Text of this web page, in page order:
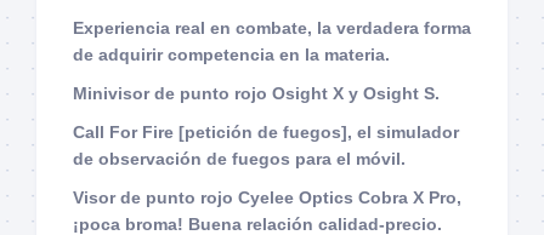
Experiencia real en combate, la verdadera forma
de adquirir competencia en la materia.
Minivisor de punto rojo Osight X y Osight S.
Call For Fire [petición de fuegos], el simulador
de observación de fuegos para el móvil.
Visor de punto rojo Cyelee Optics Cobra X Pro,
¡poca broma! Buena relación calidad-precio.